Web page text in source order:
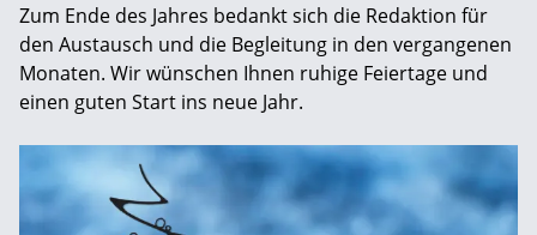
Zum Ende des Jahres bedankt sich die Redaktion für
den Austausch und die Begleitung in den vergangenen
Monaten. Wir wünschen Ihnen ruhige Feiertage und
einen guten Start ins neue Jahr.